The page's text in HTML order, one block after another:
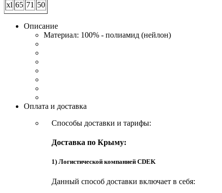
xl 65 71 50
Описание
Материал: 100% - полиамид (нейлон)
Оплата и доставка
Способы доставки и тарифы:
Доставка по Крыму:
1) Логистической компанией CDEK
Данный способ доставки включает в себя: